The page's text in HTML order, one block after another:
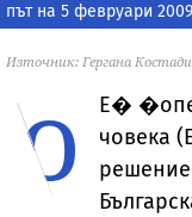
път на 5 февруари
Източник: Гергана
Е�
о
човека